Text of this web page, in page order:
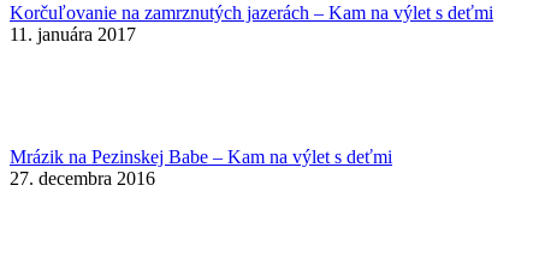
Korčuľovanie na zamrznutých jazerách – Kam na výlet s deťmi
11. januára 2017
Mrázik na Pezinskej Babe – Kam na výlet s deťmi
27. decembra 2016